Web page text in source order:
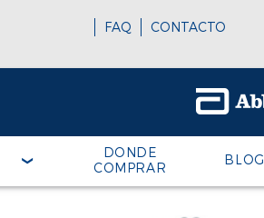
FAQ CONTACTO
DONDE
COMPRAR
BLOG